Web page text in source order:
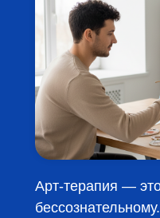
Арт-терапия —